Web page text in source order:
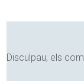
Disculpau, els